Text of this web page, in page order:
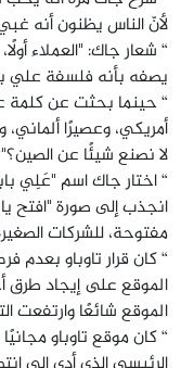
لأنّ الناس يظنون أنه
“ شعار جاك: "العملاء
يصفه بأنه فلسفة علي
“ حينما بحثت عن كلمة
أمريكي، وعصيرًا
لا نصنع شيئًا عن
“ اختار جاك اسم "عَلِي
انجذب إلى صورة "افتح
مفتوحة، للشركات
“ كان قرار تاوباو بعدم
الموقع على إيجاد طرق
الموقع شائعًا وارتفعت
“ كان موقع تاوباو